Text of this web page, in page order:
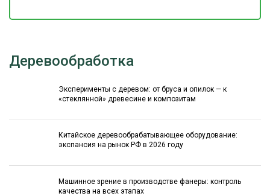
Деревообработка
Эксперименты с деревом: от бруса и опилок — к
«стеклянной» древесине и композитам
Китайское деревообрабатывающее оборудование:
экспансия на рынок РФ в 2026 году
Машинное зрение в производстве фанеры: контроль
качества на всех этапах